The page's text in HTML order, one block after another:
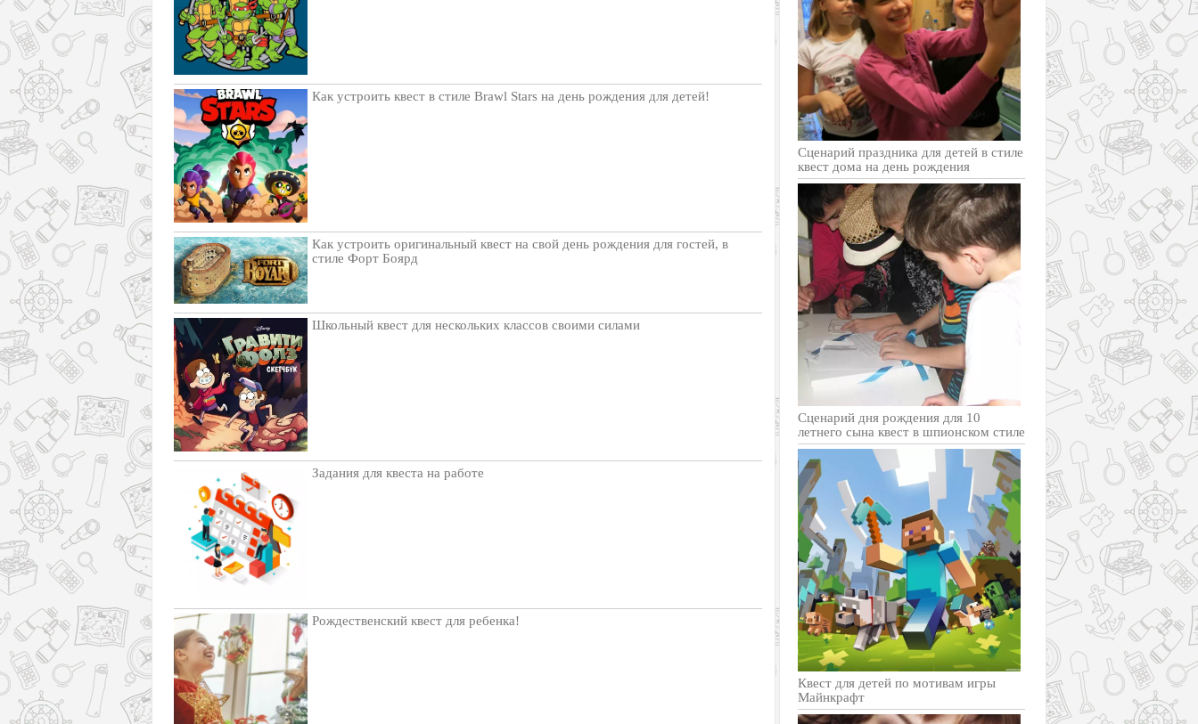
Как устроить квест в стиле Brawl Stars на день рождения для детей!
Как устроить оригинальный квест на свой день рождения для гостей, в
стиле Форт Боярд
Школьный квест для нескольких классов своими силами
Задания для квеста на работе
Рождественский квест для ребенка!
Cценарий праздника для детей в стиле
квест дома на день рождения
Сценарий дня рождения для 10
летнего сына квест в шпионском стиле
Квест для детей по мотивам игры
Майнкрафт